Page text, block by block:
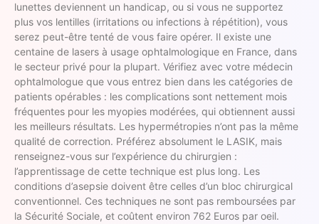
lunettes deviennent un handicap, ou si vous ne supportez
plus vos lentilles (irritations ou infections à répétition), vous
serez peut-être tenté de vous faire opérer. Il existe une
centaine de lasers à usage ophtalmologique en France, dans
le secteur privé pour la plupart. Vérifiez avec votre médecin
ophtalmologue que vous entrez bien dans les catégories de
patients opérables : les complications sont nettement mois
fréquentes pour les myopies modérées, qui obtiennent aussi
les meilleurs résultats. Les hypermétropies n’ont pas la même
qualité de correction. Préférez absolument le LASIK, mais
renseignez-vous sur l’expérience du chirurgien :
l’apprentissage de cette technique est plus long. Les
conditions d’asepsie doivent être celles d’un bloc chirurgical
conventionnel. Ces techniques ne sont pas remboursées par
la Sécurité Sociale, et coûtent environ 762 Euros par oeil.